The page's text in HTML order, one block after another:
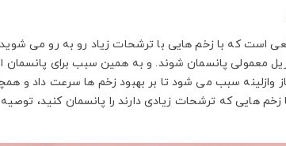
است که با زخم هایی با ترشحات زیاد رو به رو می
معمولی پانسمان شوند. و به همین سبب برای پانسمان
وازلینه سبب می شود تا بر بهبود زخم ها سرعت داد و
هایی که ترشحات زیادی دارند را پانسمان کنید، توصیه